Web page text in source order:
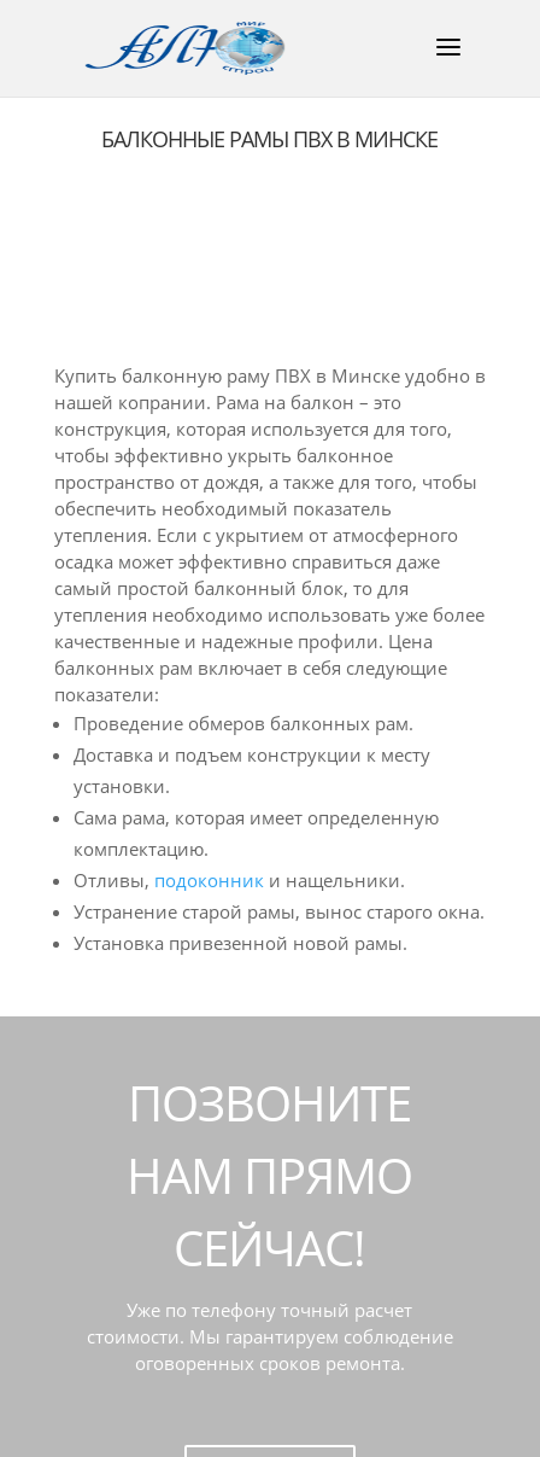
БАЛКОННЫЕ РАМЫ ПВХ В МИНСКЕ
Купить балконную раму ПВХ в Минске удобно в
нашей копрании. Рама на балкон – это
конструкция, которая используется для того,
чтобы эффективно укрыть балконное
пространство от дождя, а также для того, чтобы
обеспечить необходимый показатель
утепления. Если с укрытием от атмосферного
осадка может эффективно справиться даже
самый простой балконный блок, то для
утепления необходимо использовать уже более
качественные и надежные профили. Цена
балконных рам включает в себя следующие
показатели:
Проведение обмеров балконных рам.
Доставка и подъем конструкции к месту
установки.
Сама рама, которая имеет определенную
комплектацию.
Отливы, подоконники нащельники.
Устранение старой рамы, вынос старого окна.
Установка привезенной новой рамы.
ПОЗВОНИТЕ
НАМ ПРЯМО
СЕЙЧАС!
Уже по телефону точный расчет
стоимости. Мы гарантируем соблюдение
оговоренных сроков ремонта.